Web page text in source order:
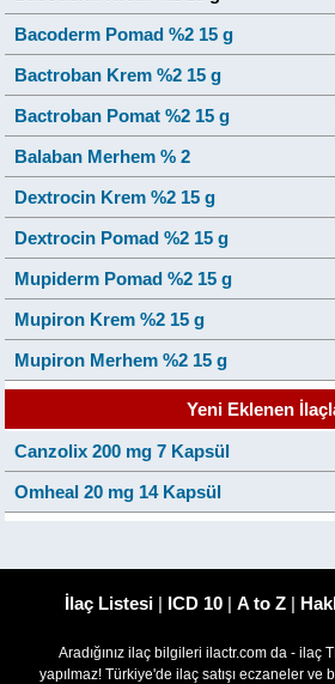
Bacoderm Pomad %2 15 g
Bactroban Krem %2 15 g
Bactroban Pomat %2 15 g
Balaban Merhem % 2
Dextrocin Krem %2 15 g
Dextrocin Pomad %2 15 g
Mupiderm Pomad %2 15 g
Mupiron Krem %2 15 g
Mupiron Merhem %2 15 g
Yeni Eklenen
Canzolix 200 mg 7 Kapsül
Omheal 20 mg 14 Kapsül
İlaç Listesi | ICD 10 | A to Z |
Aradığınız ilaç bilgileri ilactr.com da - ilaç
yapılmaz! Türkiye'de ilaç satışı eczaneler ve